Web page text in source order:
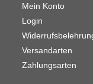
Mein Konto
Login
Versandarten
Zahlungsarten